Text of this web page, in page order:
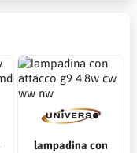
lampadina con